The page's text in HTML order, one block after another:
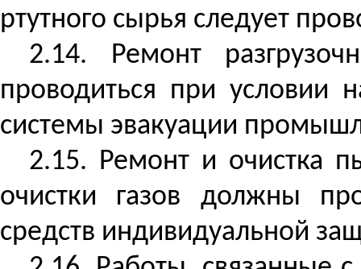
ртутного сырья следует
2.14. Ремонт
проводиться при условии
системы эвакуации
2.15. Ремонт и очистка
очистки газов должны
средств индивидуальной